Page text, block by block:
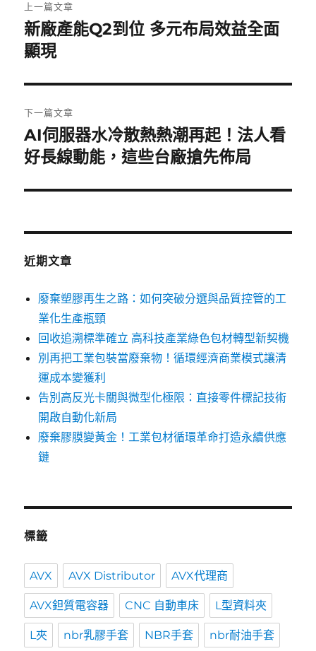
章
導
覽
上一篇文章
上
一
文
章:
新廠產能Q2到位 多元布局效益全面
顯現
下一篇文章
下
一
文
AI伺服器水冷散熱熱潮再起！法人看
好長線動能，這些台廠搶先佈局
近期文章
廢棄塑膠再生之路：如何突破分選與品質控管的工
業化生產瓶頸
回收追溯標準確立 高科技產業綠色包材轉型新契機
別再把工業包裝當廢棄物！循環經濟商業模式讓清
運成本變獲利
告別高反光卡關與微型化極限：直接零件標記技術
開啟自動化新局
廢棄膠膜變黃金！工業包材循環革命打造永續供應
鏈
標籤
AVX AVX Distributor AVX代理商
AVX鉭質電容器 CNC 自動車床 L型資料夾
L夾 nbr乳膠手套 NBR手套 nbr耐油手套